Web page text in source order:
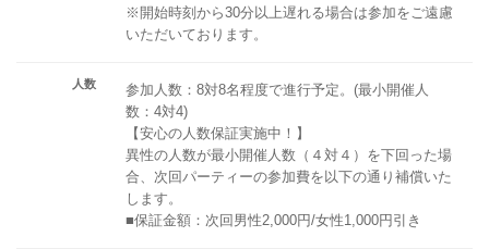
※開始時刻から30分以上遅れる場合は参加をご遠慮
いただいております。
人数
参加人数：8対8名程度で進行予定。(最小開催人
数：4対4)
【安心の人数保証実施中！】
異性の人数が最小開催人数（４対４）を下回った場
合、次回パーティーの参加費を以下の通り補償いた
します。
■保証金額：次回男性2,000円/女性1,000円引き